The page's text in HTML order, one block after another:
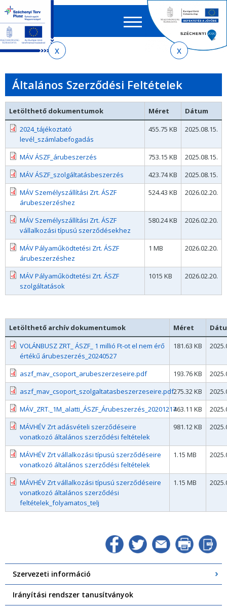
almenühöz
tartalomra
oldaltérképre
EN HU
űrlap
Általános Szerződési Feltételek
Letölthető dokumentumok Méret
Dátum
2024_tájékoztató
levél_számlabefogadás
455.75 KB 2025.08.15.
MÁV ÁSZF_árubeszerzés 753.15 KB
2025.08.15.
MÁV ÁSZF_szolgáltatásbeszerzés
423.74 KB
2025.08.15.
MÁV Személyszállítási Zrt. ÁSZF
árubeszerzéshez
524.43 KB 2026.02.20.
MÁV Személyszállítási Zrt. ÁSZF
vállalkozási típusú szerződésekhez
580.24 KB 2026.02.20.
MÁV Pályaműködtetési Zrt. ÁSZF
árubeszerzéshez
1 MB 2026.02.20.
MÁV Pályaműködtetési Zrt. ÁSZF
szolgáltatások
1015 KB 2026.02.20.
Letölthető archív dokumentumok Méret
VOLÁNBUSZ ZRT_ ÁSZF_ 1 millió Ft-ot el nem érő
értékű árubeszerzés_20240527
181.63 KB
aszf_mav_csoport_arubeszerzeseire.pdf 193.76 KB
aszf_mav_csoport_szolgaltatasbeszerzeseire.pdf275.32 KB
MÁV_ZRT._1M_alatti_ÁSZF_Árubeszerzés_20201217463.11 KB
MÁVHÉV Zrt adásvételi szerződéseire
vonatkozó általános szerződési feltételek
981.12 KB
MÁVHÉV Zrt vállalkozási típusú szerződéseire
vonatkozó általános szerződési feltételek
1.15 MB
MÁVHÉV Zrt vállalkozási típusú szerződéseire
vonatkozó általános szerződési
feltételek_folyamatos_telj
1.15 MB
Szervezeti információ
Irányítási rendszer tanusítványok